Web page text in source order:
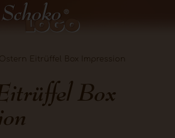
Ostern Eitrüffel Box Impression
Box